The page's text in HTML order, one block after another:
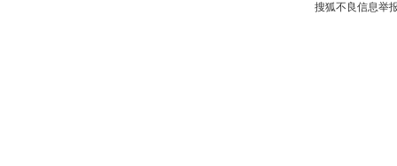
搜狐不良信息举